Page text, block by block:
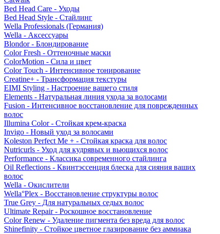
Bed Head Care - Уходы
Bed Head Style - Стайлинг
Wella Professionals (Германия)
Wella - Аксессуары
Blondor - Блондирование
Color Fresh - Оттеночные маски
ColorMotion - Сила и цвет
Color Touch - Интенсивное тонирование
Creatine+ - Трансформация текстуры
EIMI Styling - Настроение вашего стиля
Elements - Натуральная линия ухода за волосами
Fusion - Интенсивное восстановление для поврежденных
волос
Illumina Color - Стойкая крем-краска
Invigo - Новый уход за волосами
Koleston Perfect Me + - Стойкая краска для волос
Nutricurls - Уход для кудрявых и вьющихся волос
Performance - Классика современного стайлинга
Oil Reflections - Квинтэссенция блеска для сияния ваших
волос
Wella - Окислители
Wella°Plex - Восстановление структуры волос
True Grey - Для натуральных седых волос
Ultimate Repair - Роскошное восстановление
Color Renew - Удаление пигмента без вреда для волос
Shinefinity - Стойкое цветное глазирование без аммиака